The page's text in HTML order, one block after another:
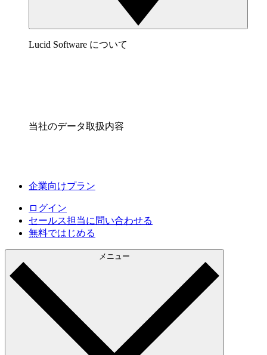
Lucid Software について
当社のデータ取扱内容
企業向けプラン
ログイン
セールス担当に問い合わせる
無料ではじめる
メニュー